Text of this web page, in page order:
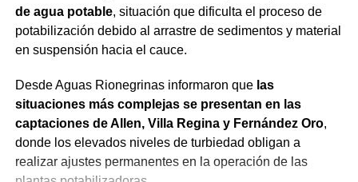
de agua potable, situación que dificulta el proceso de
potabilización debido al arrastre de sedimentos y material
en suspensión hacia el cauce.
Desde Aguas Rionegrinas informaron que las
situaciones más complejas se presentan en las
captaciones de Allen, Villa Regina y Fernández Oro,
donde los elevados niveles de turbiedad obligan a
realizar ajustes permanentes en la operación de las